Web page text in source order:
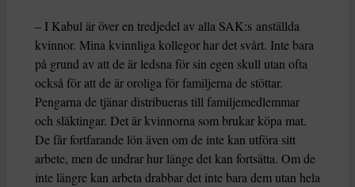
– I Kabul är över en tredjedel av alla SAK:s anställda
kvinnor. Mina kvinnliga kollegor har det svårt. Inte bara
på grund av att de är ledsna för sin egen skull utan ofta
också för att de är oroliga för familjerna de stöttar.
Pengarna de tjänar distribueras till familjemedlemmar
och släktingar. Det är kvinnorna som brukar köpa mat.
De får fortfarande lön även om de inte kan utföra sitt
arbete, men de undrar hur länge det kan fortsätta. Om de
inte längre kan arbeta drabbar det inte bara dem utan hela